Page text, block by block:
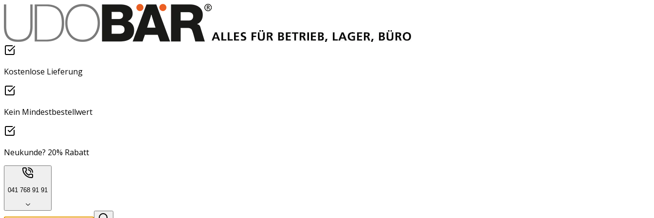
Kostenlose Lieferung
Kein Mindestbestellwert
Neukunde? 20% Rabatt
041 768 91 91